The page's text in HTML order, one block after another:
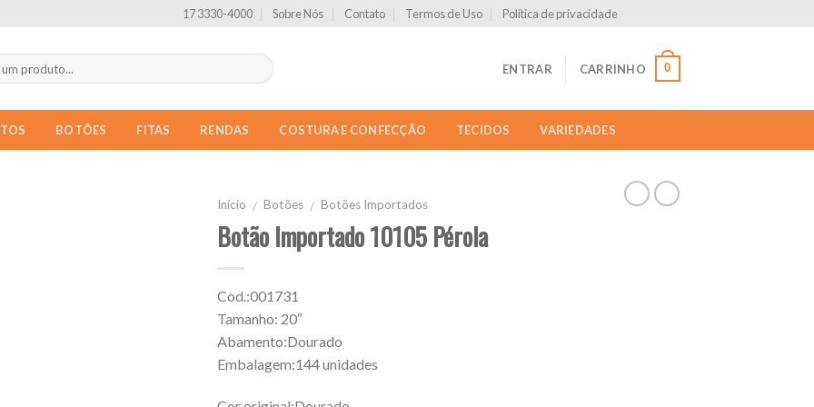
17 3330-4000 Sobre Nós Contato Termos de Uso Política de privacidade
ENTRAR CARRINHO 0
BOTÕES FITAS RENDAS COSTURA E CONFECÇÃO TECIDOS VARIEDADES
Início / Botões / Botões Importados
Botão Importado 10105 Pérola
Cod.:001731
Tamanho: 20″
Abamento:Dourado
Embalagem:144 unidades